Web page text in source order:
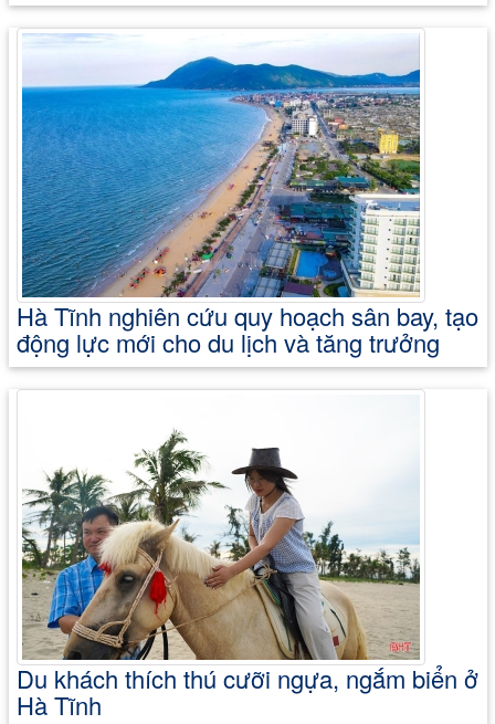
Hà Tĩnh nghiên cứu quy hoạch sân bay, tạo
động lực mới cho du lịch và tăng trưởng
Du khách thích thú cưỡi ngựa, ngắm biển ở
Hà Tĩnh